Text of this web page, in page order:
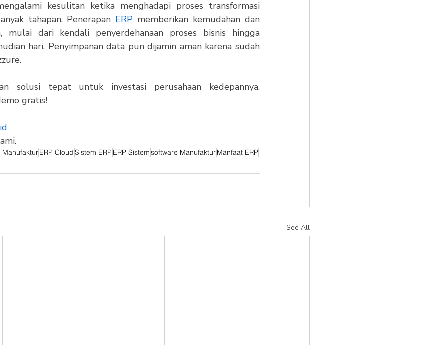
kesulitan ketika menghadapi proses transformasi
tahapan. Penerapan ERP memberikan kemudahan dan
mulai dari kendali penyerdehanaan proses bisnis hingga
hari. Penyimpanan data pun dijamin aman karena sudah
solusi tepat untuk investasi perusahaan kedepannya.
gratis!
ManufakturERP CloudSistem ERP ERP Sistemsoftware ManufakturManfaat ERP
See All